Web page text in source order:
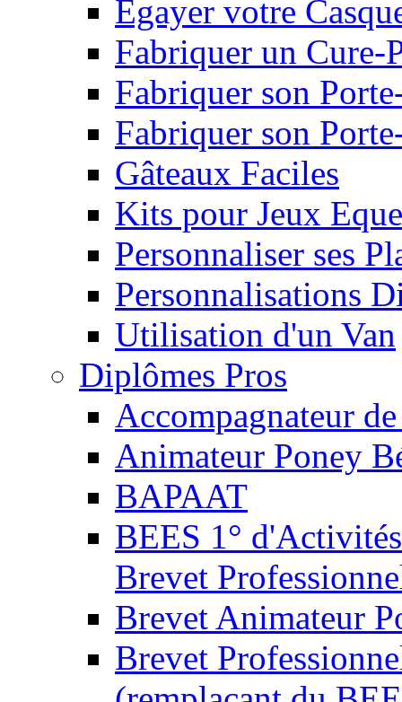
Egayer votre
Fabriquer un Cure-
Fabriquer son
Fabriquer son
Gâteaux Faciles
Kits pour Jeux
Personnaliser ses
Personnalisations
Utilisation d'un Van
Diplômes Pros
Accompagnateur
Animateur Poney
BAPAAT
BEES 1°
Brevet
Brevet Animateur
Brevet